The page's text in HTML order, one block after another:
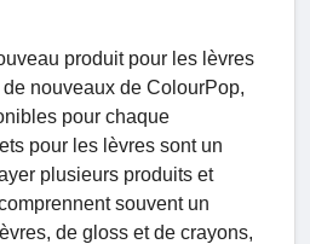
produit pour les lèvres
nouveaux de ColourPop,
pour chaque
pour les lèvres sont un
plusieurs produits et
souvent un
de gloss et de crayons,